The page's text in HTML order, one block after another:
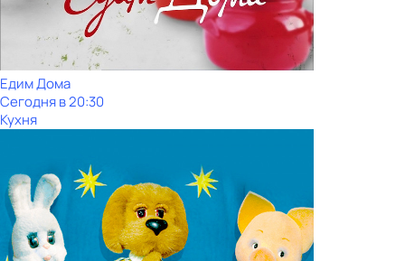
Едим Дома
Сегодня в 20:30
Кухня